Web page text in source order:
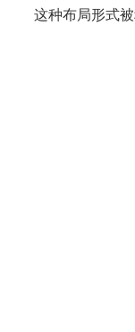
这种布局形式